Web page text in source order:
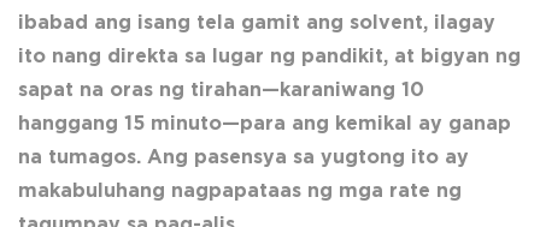
ibabad ang isang tela gamit ang solvent, ilagay
ito nang direkta sa lugar ng pandikit, at bigyan ng
sapat na oras ng tirahan—karaniwang 10
hanggang 15 minuto—para ang kemikal ay ganap
na tumagos. Ang pasensya sa yugtong ito ay
makabuluhang nagpapataas ng mga rate ng